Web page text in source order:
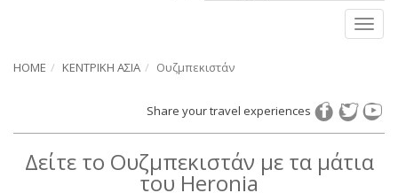
Toggle
HOME
ΚΕΝΤΡΙΚΗ ΑΣΙΑ Ουζμπεκιστάν
Share your travel experiences
Δείτε το Ουζμπεκιστάν με τα μάτια
του Heronia